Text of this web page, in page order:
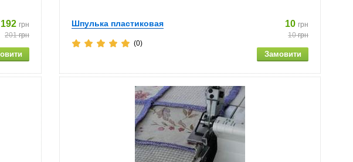
192 грн
201грн
Шпулька пластиковая 10 грн
10грн
(0)